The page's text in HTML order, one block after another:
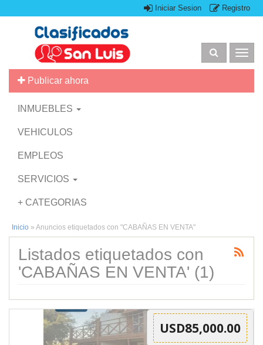
Iniciar Sesion Registro
Publicar ahora
INMUEBLES
VEHICULOS
EMPLEOS
SERVICIOS
+ CATEGORIAS
Inicio » Anuncios etiquetados con "CABAÑAS EN VENTA"
Listados etiquetados con
'CABAÑAS EN VENTA' (1)
USD85,000.00